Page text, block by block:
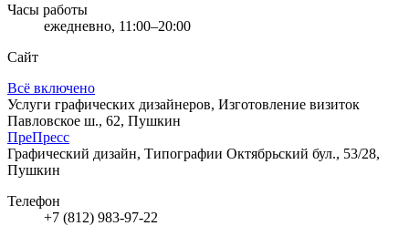
Часы работы
ежедневно, 11:00–20:00
Сайт
Всё включено
Услуги графических дизайнеров, Изготовление визиток
Павловское ш., 62, Пушкин
ПреПресс
Графический дизайн, Типографии Октябрьский бул., 53/28,
Пушкин
Телефон
+7 (812) 983-97-22